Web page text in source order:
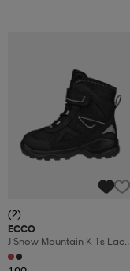
(2)
ECCO
J Snow Mountain K 1s Lace
K